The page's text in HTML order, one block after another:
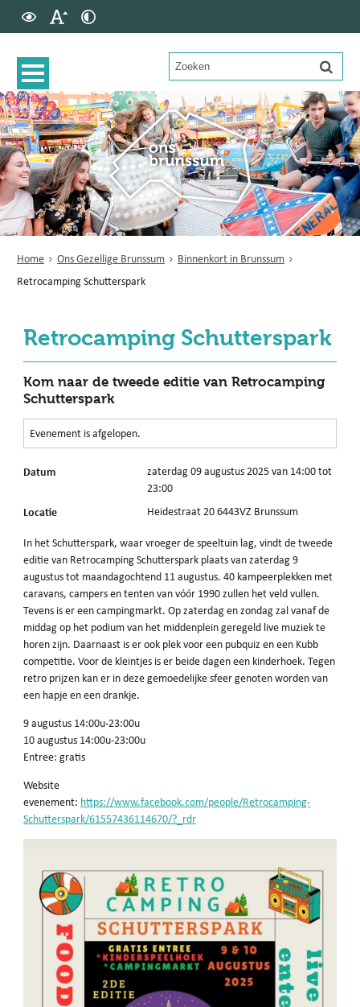
Home Ons Gezellige Brunssum
Binnenkort in Brunssum
Retrocamping Schutterspark
Retrocamping Schutterspark
Kom naar de tweede editie van Retrocamping
Schutterspark
Evenement is afgelopen.
Datum
zaterdag 09 augustus 2025 van 14:00 tot
23:00
Locatie Heidestraat 20 6443VZ Brunssum
In het Schutterspark, waar vroeger de speeltuin lag, vindt de tweede
editie van Retrocamping Schutterspark plaats van zaterdag 9
augustus tot maandagochtend 11 augustus. 40 kampeerplekken met
caravans, campers en tenten van vóór 1990 zullen het veld vullen.
Tevens is er een campingmarkt. Op zaterdag en zondag zal vanaf de
middag op het podium van het middenplein geregeld live muziek te
horen zijn. Daarnaast is er ook plek voor een pubquiz en een Kubb
competitie. Voor de kleintjes is er beide dagen een kinderhoek. Tegen
retro prijzen kan er in deze gemoedelijke sfeer genoten worden van
een hapje en een drankje.
9 augustus 14:00u-23:00u
10 augustus 14:00u-23:00u
Entree: gratis
Website
evenement: https://www.facebook.com/people/Retrocamping-
Schutterspark/61557436114670/?_rdr